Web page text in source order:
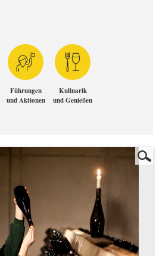
Führungen
und Aktionen
Kulinarik
und Genießen